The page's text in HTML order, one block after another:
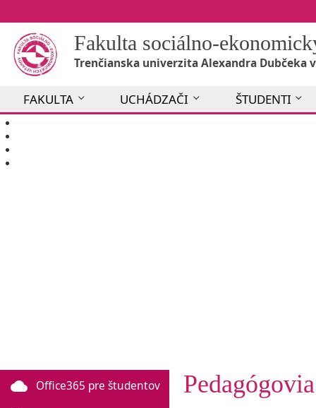
Fakulta sociálno-
Trenčianska univerzita Alexandra Dubčeka
FAKULTA UCHÁDZAČI ŠTUDENTI
cloud Office365 pre študentov